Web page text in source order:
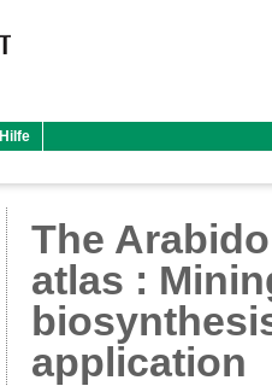
Hilfe
The
atlas :
application